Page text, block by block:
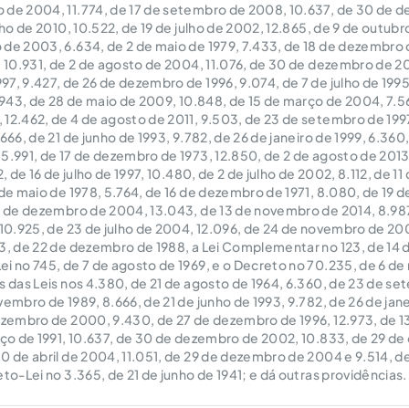
de 2004, 11.774, de 17 de setembro de 2008, 10.637, de 30 de
de 2010, 10.522, de 19 de julho de 2002, 12.865, de 9 de
2003, 6.634, de 2 de maio de 1979, 7.433, de 18 de dezembro
de 2 de agosto de 2004, 11.076, de 30 de dezembro de
9.427, de 26 de dezembro de 1996, 9.074, de 7 de julho de
de 28 de maio de 2009, 10.848, de 15 de março de 2004,
de 4 de agosto de 2011, 9.503, de 23 de setembro de
de 21 de junho de 1993, 9.782, de 26 de janeiro de 1999,
de 17 de dezembro de 1973, 12.850, de 2 de agosto de
de 16 de julho de 1997, 10.480, de 2 de julho de 2002, 8.112, de
maio de 1978, 5.764, de 16 de dezembro de 1971, 8.080, de 19
de dezembro de 2004, 13.043, de 13 de novembro de 2014,
de 23 de julho de 2004, 12.096, de 24 de novembro de
de 22 de dezembro de 1988, a Lei Complementar no 123, de 14
no 745, de 7 de agosto de 1969, e o Decreto no 70.235, de 6 de
Leis nos 4.380, de 21 de agosto de 1964, 6.360, de 23 de
de 1989, 8.666, de 21 de junho de 1993, 9.782, de 26 de
de 2000, 9.430, de 27 de dezembro de 1996, 12.973, de
de 1991, 10.637, de 30 de dezembro de 2002, 10.833, de 29
de abril de 2004, 11.051, de 29 de dezembro de 2004 e 9.514,
Lei no 3.365, de 21 de junho de 1941; e dá outras providências.